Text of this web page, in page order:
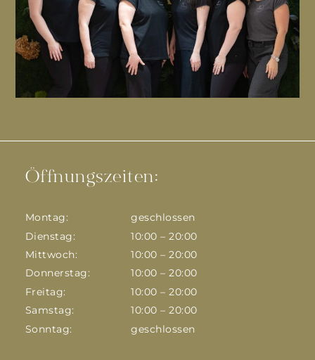
Öffnungszeiten:
Montag:
geschlossen
Dienstag:
10:00 – 20:00
Mittwoch:
10:00 – 20:00
Donnerstag:
10:00 – 20:00
Freitag:
10:00 – 20:00
Samstag:
10:00 – 20:00
Sonntag:
geschlossen